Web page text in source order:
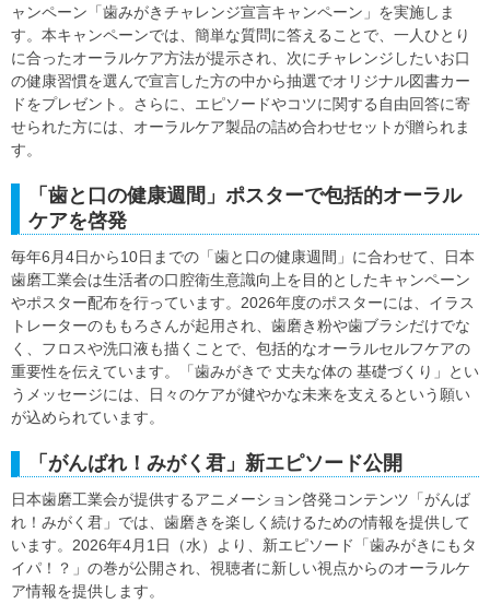
ャンペーン「歯みがきチャレンジ宣言キャンペーン」を実施しま
す。本キャンペーンでは、簡単な質問に答えることで、一人ひとり
に合ったオーラルケア方法が提示され、次にチャレンジしたいお口
の健康習慣を選んで宣言した方の中から抽選でオリジナル図書カー
ドをプレゼント。さらに、エピソードやコツに関する自由回答に寄
せられた方には、オーラルケア製品の詰め合わせセットが贈られま
す。
「歯と口の健康週間」ポスターで包括的オーラル
ケアを啓発
毎年6月4日から10日までの「歯と口の健康週間」に合わせて、日本
歯磨工業会は生活者の口腔衛生意識向上を目的としたキャンペーン
やポスター配布を行っています。2026年度のポスターには、イラス
トレーターのももろさんが起用され、歯磨き粉や歯ブラシだけでな
く、フロスや洗口液も描くことで、包括的なオーラルセルフケアの
重要性を伝えています。「歯みがきで 丈夫な体の 基礎づくり」とい
うメッセージには、日々のケアが健やかな未来を支えるという願い
が込められています。
「がんばれ！みがく君」新エピソード公開
日本歯磨工業会が提供するアニメーション啓発コンテンツ「がんば
れ！みがく君」では、歯磨きを楽しく続けるための情報を提供して
います。2026年4月1日（水）より、新エピソード「歯みがきにもタ
イパ！？」の巻が公開され、視聴者に新しい視点からのオーラルケ
ア情報を提供します。